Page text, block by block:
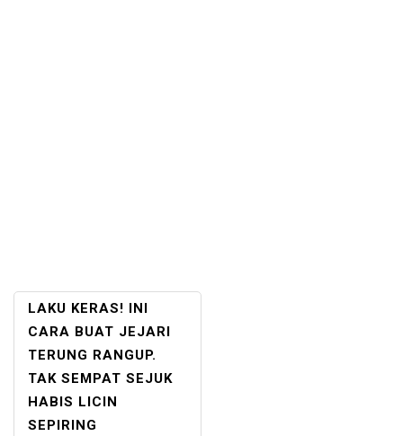
POST
NAVIGATION
LAKU KERAS! INI
CARA BUAT JEJARI
TERUNG RANGUP.
TAK SEMPAT SEJUK
HABIS LICIN
SEPIRING